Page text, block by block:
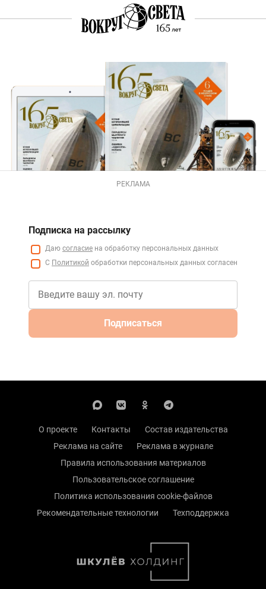
РЕКЛАМА
Подписка на рассылку
Даю согласие на обработку персональных данных
С Политикой обработки персональных данных согласен
Подписаться
О проекте Контакты
Состав издательства
Реклама на сайте
Реклама в журнале
Правила использования материалов
Пользовательское соглашение
Политика использования cookie-файлов
Рекомендательные технологии
Техподдержка